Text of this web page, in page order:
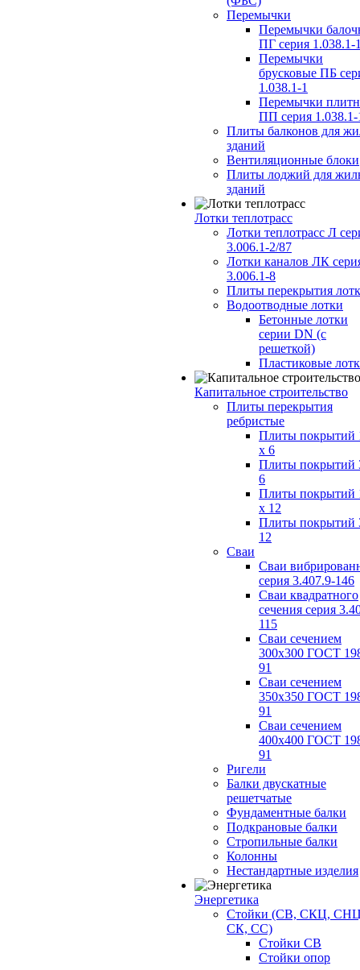
Перемычки
Перемычки
ПГ серия 1.038.1-
Перемычки
брусковые ПБ
1.038.1-1
Перемычки
ПП серия 1.038.1-
Плиты балконов для
зданий
Вентиляционные блоки
Плиты лоджий для
зданий
Лотки теплотрасс
Лотки теплотрасс Л
3.006.1-2/87
Лотки каналов ЛК
3.006.1-8
Плиты перекрытия
Водоотводные лотки
Бетонные лотки
серии DN (с
решеткой)
Пластиковые
Капитальное строительство
Плиты перекрытия
ребристые
Плиты покрытий
x 6
Плиты покрытий
6
Плиты покрытий
x 12
Плиты покрытий
12
Сваи
Сваи
серия 3.407.9-146
Сваи квадратного
сечения серия
115
Сваи сечением
300х300 ГОСТ
91
Сваи сечением
350х350 ГОСТ
91
Сваи сечением
400х400 ГОСТ
91
Ригели
Балки двускатные
решетчатые
Фундаментные балки
Подкрановые балки
Стропильные балки
Колонны
Нестандартные изделия
Энергетика
Стойки (СВ, СКЦ,
СК, СС)
Стойки СВ
Стойки опор